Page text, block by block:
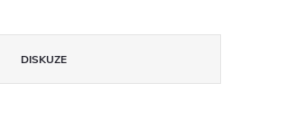
DISKUZE